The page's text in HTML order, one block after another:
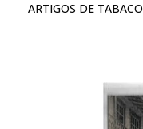
ARTIGOS DE TABACO